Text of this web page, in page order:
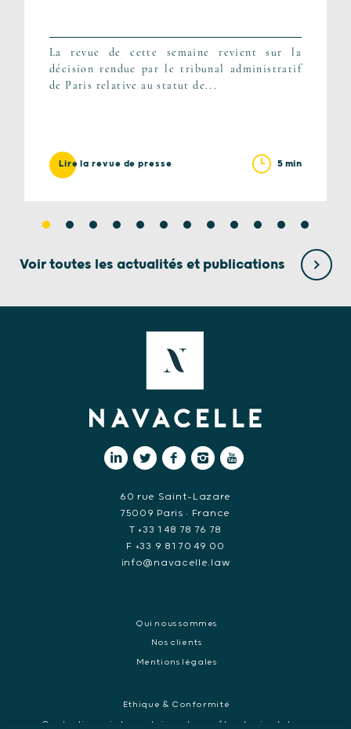
La revue de cette semaine revient sur la
décision rendue par le tribunal administratif
de Paris relative au statut de...
Lire la revue de presse 5 min
Voir toutes les actualités et publications
60 rue Saint-Lazare
75009 Paris • France
T +33 1 48 78 76 78
F +33 9 81 70 49 00
info@navacelle.law
Qui nous sommes
Nos clients
Mentions légales
Ethique & Conformité
Contentieux réglementaires et enquêtes de régulateurs